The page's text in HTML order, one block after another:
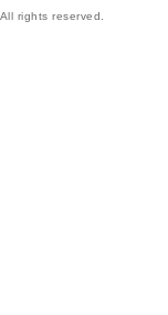
rights reserved.